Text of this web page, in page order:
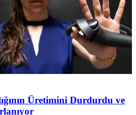
Üretimini Durdurdu ve